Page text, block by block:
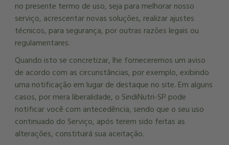
no presente termo de uso, seja para melhorar nosso
serviço, acrescentar novas soluções, realizar ajustes
técnicos, para segurança, por outras razões legais ou
regulamentares.
Quando isto se concretizar, lhe forneceremos um aviso
de acordo com as circunstâncias, por exemplo, exibindo
uma notificação em lugar de destaque no site. Em alguns
casos, por mera liberalidade, o SindiNutri-SP pode
notificar você com antecedência, sendo que o seu uso
continuado do Serviço, após terem sido feitas as
alterações, constituirá sua aceitação.